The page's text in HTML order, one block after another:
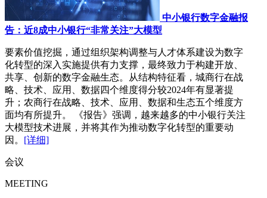
中小银行数字金融报
告：近8成中小银行“非常关注”大模型
要素价值挖掘，通过组织架构调整与人才体系建设为数字
化转型的深入实施提供有力支撑，最终致力于构建开放、
共享、创新的数字金融生态。从结构特征看，城商行在战
略、技术、应用、数据四个维度得分较2024年有显著提
升；农商行在战略、技术、应用、数据和生态五个维度方
面均有所提升。 《报告》强调，越来越多的中小银行关注
大模型技术进展，并将其作为推动数字化转型的重要动
因。 [详细]
会议
MEETING